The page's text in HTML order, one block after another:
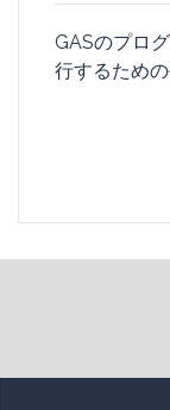
GASのプロ
行するため